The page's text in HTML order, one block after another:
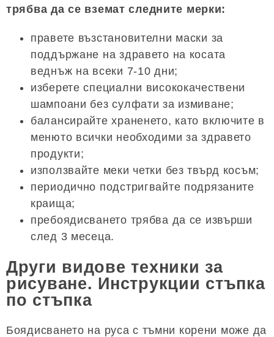
трябва да се вземат следните мерки:
правете възстановителни маски за
поддържане на здравето на косата
веднъж на всеки 7-10 дни;
изберете специални висококачествени
шампоани без сулфати за измиване;
балансирайте храненето, като включите в
менюто всички необходими за здравето
продукти;
използвайте меки четки без твърд косъм;
периодично подстригвайте подрязаните
краища;
пребоядисването трябва да се извърши
след 3 месеца.
Други видове техники за
рисуване. Инструкции стъпка
по стъпка
Боядисването на руса с тъмни корени може да